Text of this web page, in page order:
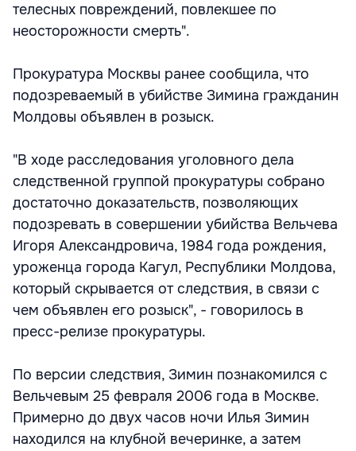
телесных повреждений, повлекшее по
неосторожности смерть".
Прокуратура Москвы ранее сообщила, что
подозреваемый в убийстве Зимина гражданин
Молдовы объявлен в розыск.
"В ходе расследования уголовного дела
следственной группой прокуратуры собрано
достаточно доказательств, позволяющих
подозревать в совершении убийства Вельчева
Игоря Александровича, 1984 года рождения,
уроженца города Кагул, Республики Молдова,
который скрывается от следствия, в связи с
чем объявлен его розыск", - говорилось в
пресс-релизе прокуратуры.
По версии следствия, Зимин познакомился с
Вельчевым 25 февраля 2006 года в Москве.
Примерно до двух часов ночи Илья Зимин
находился на клубной вечеринке, а затем